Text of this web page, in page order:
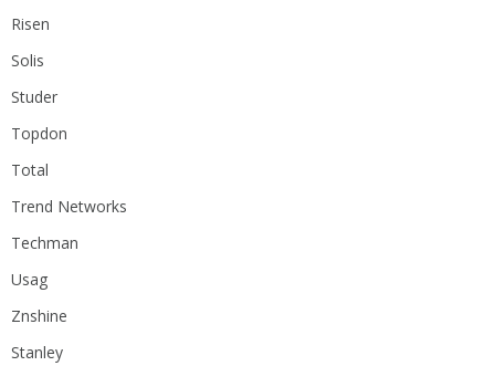
Risen
Solis
Studer
Topdon
Total
Trend Networks
Techman
Usag
Znshine
Stanley